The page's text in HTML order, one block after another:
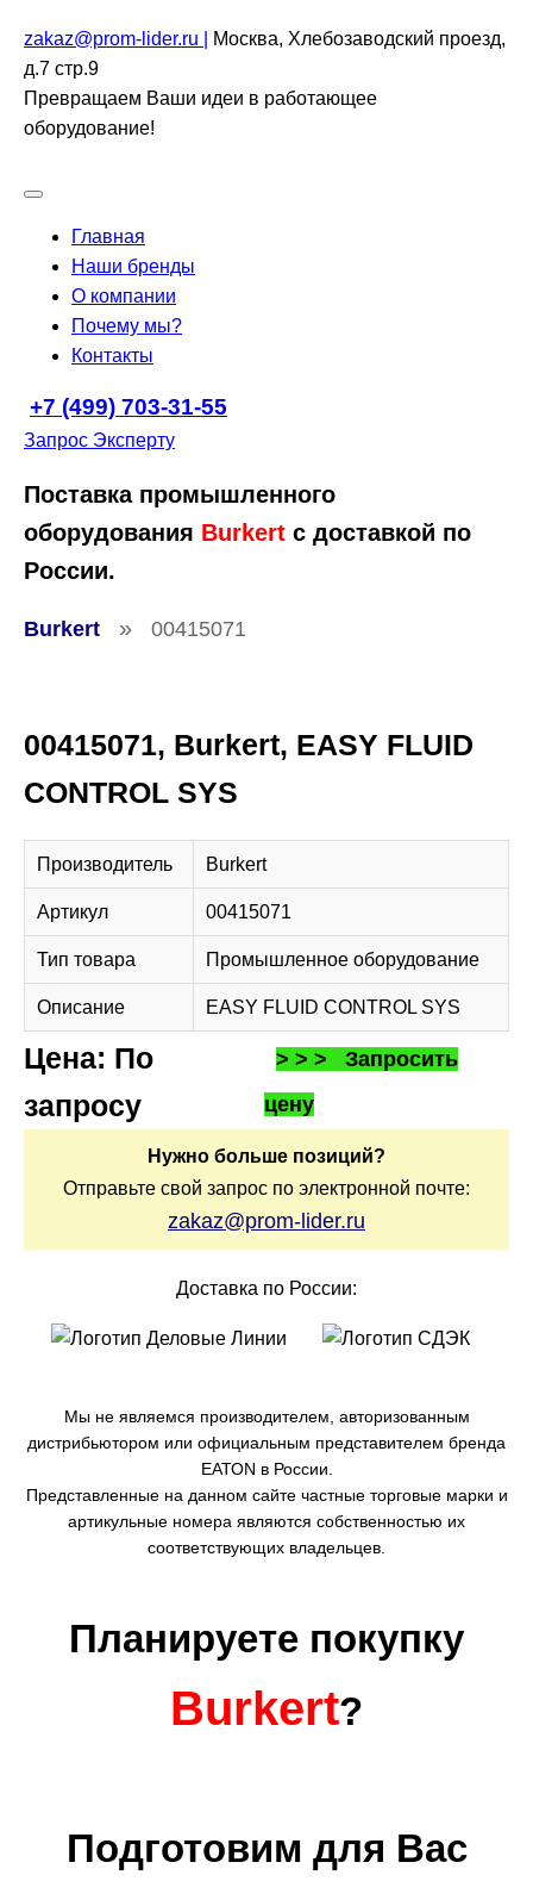
zakaz@prom-lider.ru |
Москва, Хлебозаводский проезд,
д.7 стр.9
Превращаем Ваши идеи в работающее
оборудование!
Главная
Наши бренды
О компании
Почему мы?
Контакты
+7 (499) 703-31-55
Запрос Эксперту
Поставка промышленного
оборудования Burkert с доставкой по
России.
Burkert » 00415071
00415071, Burkert, EASY FLUID
CONTROL SYS
Производитель Burkert
Артикул 00415071
Тип товара Промышленное оборудование
Описание EASY FLUID CONTROL SYS
Цена: По
запросу
> > > Запросить
цену
Нужно больше позиций?
Отправьте свой запрос по электронной почте:
zakaz@prom-lider.ru
Доставка по России:
Мы не являемся производителем, авторизованным
дистрибьютором или официальным представителем бренда
ЕАТОN в России.
Представленные на данном сайте частные торговые марки и
артикульные номера являются собственностью их
соответствующих владельцев.
Планируете покупку
Burkert?
Подготовим для Вас